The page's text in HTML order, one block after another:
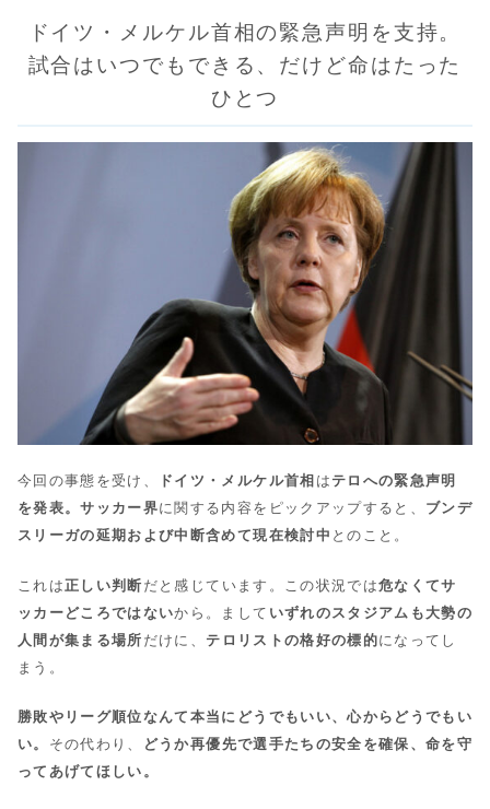
ドイツ・メルケル首相の緊急声明を支持。
試合はいつでもできる、だけど命はたった
ひとつ
今回の事態を受け、 ドイツ・メルケル首相はテロへの緊急声明
を発表。サッカー界に関する内容をピックアップすると、 ブンデ
スリーガの延期および中断含めて現在検討中 とのこと。
これは正しい判断だと感じています。この状況では危なくてサ
ッカーどころではないから。まして いずれのスタジアムも大勢の
人間が集まる場所だけに、 テロリストの格好の標的になってし
まう。
勝敗やリーグ順位なんて本当にどうでもいい、心からどうでもい
い。 その代わり、
どうか再優先で選手たちの安全を確保、命を守
ってあげてほしい。